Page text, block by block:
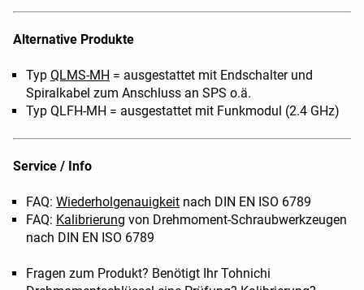
Alternative Produkte
Typ QLMS-MH = ausgestattet mit Endschalter und
Spiralkabel zum Anschluss an SPS o.ä.
Typ QLFH-MH = ausgestattet mit Funkmodul (2.4 GHz)
Service / Info
FAQ: Wiederholgenauigkeit nach DIN EN ISO 6789
FAQ: Kalibrierung von Drehmoment-Schraubwerkzeugen
nach DIN EN ISO 6789
Fragen zum Produkt? Benötigt Ihr Tohnichi